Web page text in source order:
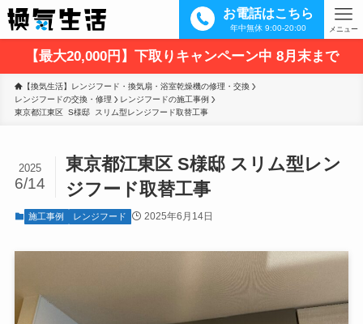
お電話はこちら
年中無休 9:00-20:00 メニュー
【最大20,000円】下取りキャンペーン中 8月末まで
【換気生活】レンジフード・換気扇・浴室乾燥機の修理・交換
レンジフードの交換・修理
レンジフードの施工事例
東京都江東区  S様邸  スリム型レンジフード取替工事
東京都江東区 S様邸 スリム型レン
ジフード取替工事
2025
6/14
施工事例 レンジフード 2025年6月14日